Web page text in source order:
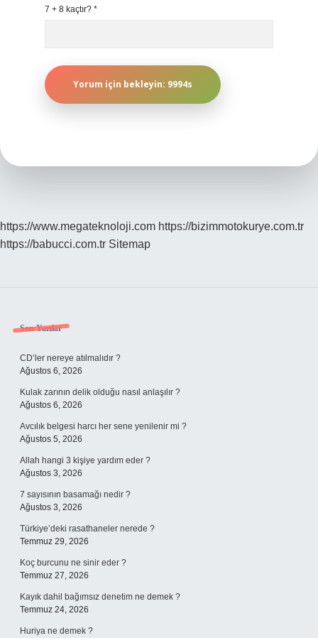
7 + 8 kaçtır? *
https://www.megateknoloji.com https://bizimmotokurye.com.tr
https://babucci.com.tr Sitemap
Sidebar
Son Yazılar
CD’ler nereye atılmalıdır ?
Ağustos 6, 2026
Kulak zarının delik olduğu nasıl anlaşılır ?
Ağustos 6, 2026
Avcılık belgesi harcı her sene yenilenir mi ?
Ağustos 5, 2026
Allah hangi 3 kişiye yardım eder ?
Ağustos 3, 2026
7 sayısının basamağı nedir ?
Ağustos 3, 2026
Türkiye’deki rasathaneler nerede ?
Temmuz 29, 2026
Koç burcunu ne sinir eder ?
Temmuz 27, 2026
Kayık dahil bağımsız denetim ne demek ?
Temmuz 24, 2026
Huriya ne demek ?